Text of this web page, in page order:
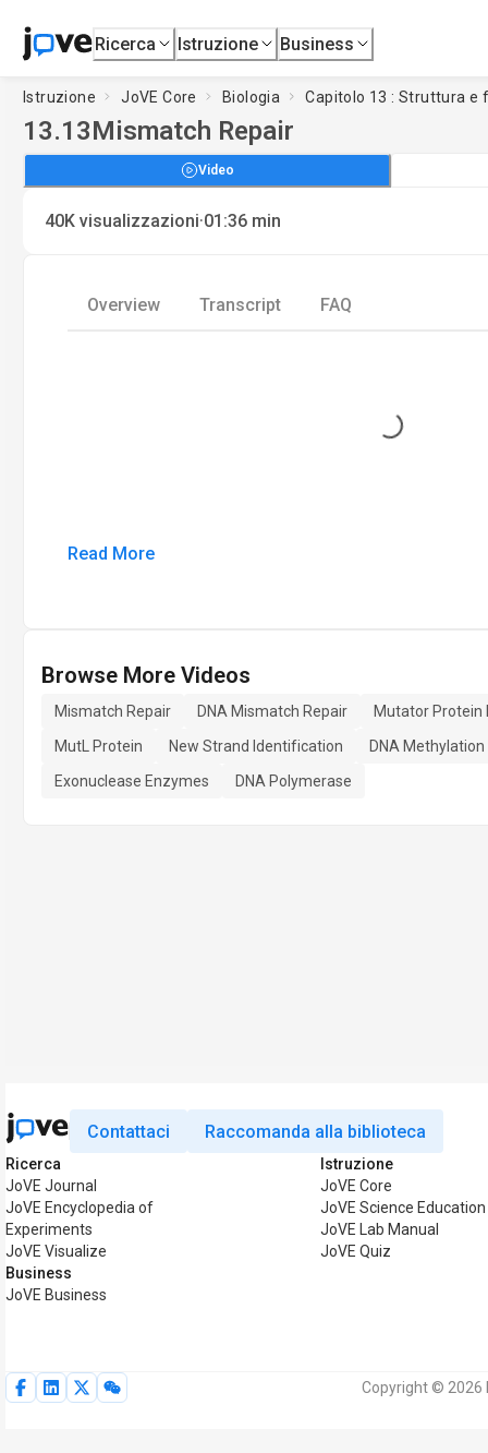
Ricerca Istruzione Business
Istruzione JoVE Core Biologia Capitolo 13 : Struttura e
13.13Mismatch Repair
Video
40K visualizzazioni·01:36 min
Overview Transcript FAQ
Loading...
Read More
Browse More Videos
Mismatch Repair DNA Mismatch Repair
Mutator Protein
MutL Protein
New Strand Identification
DNA Methylation
Exonuclease Enzymes
DNA Polymerase
Contattaci Raccomanda alla biblioteca
Ricerca
JoVE Journal
JoVE Encyclopedia of
Experiments
JoVE Visualize
Business
JoVE Business
Istruzione
JoVE Core
JoVE Science Education
JoVE Lab Manual
JoVE Quiz
Copyright © 2026